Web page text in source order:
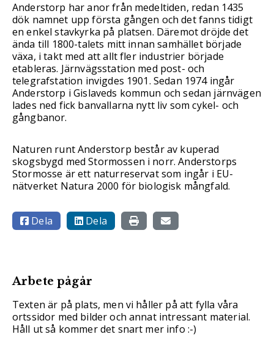
Anderstorp har anor från medeltiden, redan 1435
dök namnet upp första gången och det fanns tidigt
en enkel stavkyrka på platsen. Däremot dröjde det
ända till 1800-talets mitt innan samhället började
växa, i takt med att allt fler industrier började
etableras. Järnvägsstation med post- och
telegrafstation invigdes 1901. Sedan 1974 ingår
Anderstorp i Gislaveds kommun och sedan järnvägen
lades ned fick banvallarna nytt liv som cykel- och
gångbanor.
Naturen runt Anderstorp består av kuperad
skogsbygd med Stormossen i norr. Anderstorps
Stormosse är ett naturreservat som ingår i EU-
nätverket Natura 2000 för biologisk mångfald.
Dela Dela
Arbete pågår
Texten är på plats, men vi håller på att fylla våra
ortssidor med bilder och annat intressant material.
Håll ut så kommer det snart mer info :-)